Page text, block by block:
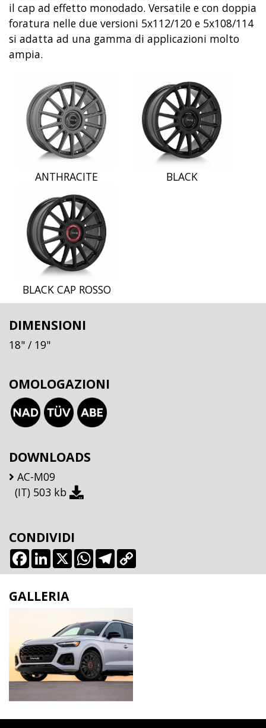
il cap ad effetto monodado. Versatile e con doppia
foratura nelle due versioni 5x112/120 e 5x108/114
si adatta ad una gamma di applicazioni molto
ampia.
ANTHRACITE BLACK
BLACK CAP ROSSO
DIMENSIONI
18" / 19"
OMOLOGAZIONI
DOWNLOADS
AC-M09
(IT) 503 kb
CONDIVIDI
Facebook
LinkedIn
X WhatsApp
Telegram
GALLERIA